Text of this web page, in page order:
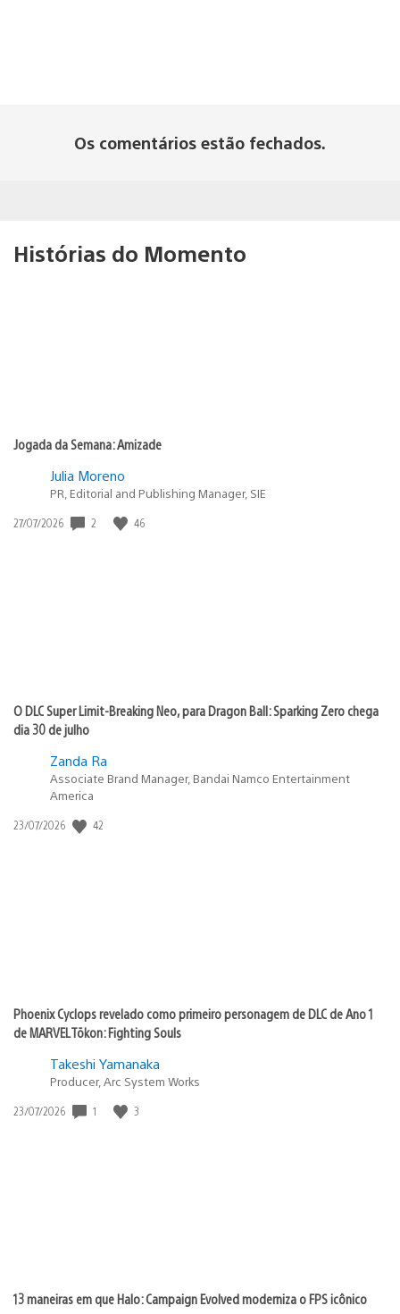
Os comentários estão fechados.
Histórias do Momento
Jogada da Semana: Amizade
Julia Moreno
PR, Editorial and Publishing Manager, SIE
Data
27/07/2026 2 46
O DLC Super Limit-Breaking Neo, para Dragon Ball: Sparking Zero chega
dia 30 de julho
Zanda Ra
Associate Brand Manager, Bandai Namco Entertainment
America
Data
23/07/2026 42
Phoenix Cyclops revelado como primeiro personagem de DLC de Ano 1
de MARVEL Tōkon: Fighting Souls
Takeshi Yamanaka
Producer, Arc System Works
Data
23/07/2026 1 3
13 maneiras em que Halo: Campaign Evolved moderniza o FPS icônico